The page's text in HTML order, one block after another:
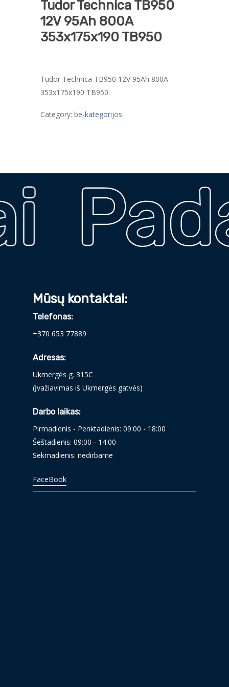
Tudor Technica TB950
12V 95Ah 800A
353x175x190 TB950
Tudor Technica TB950 12V 95Ah 800A
353x175x190 TB950
Category: be-kategorijos
Mūsų kontaktai:
Telefonas:
+370 653 77889
Adresas:
Ukmergės g. 315C
(Įvažiavimas iš Ukmergės gatvės)
Darbo laikas:
Pirmadienis - Penktadienis: 09:00 - 18:00
Šeštadienis: 09:00 - 14:00
Sekmadienis: nedirbame
FaceBook